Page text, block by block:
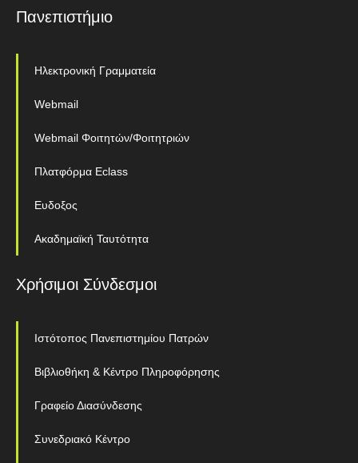
Πανεπιστήμιο
Ηλεκτρονική Γραμματεία
Webmail
Webmail Φοιτητών/Φοιτητριών
Πλατφόρμα Eclass
Ευδοξος
Ακαδημαϊκή Ταυτότητα
Χρήσιμοι Σύνδεσμοι
Ιστότοπος Πανεπιστημίου Πατρών
Βιβλιοθήκη & Κέντρο Πληροφόρησης
Γραφείο Διασύνδεσης
Συνεδριακό Κέντρο